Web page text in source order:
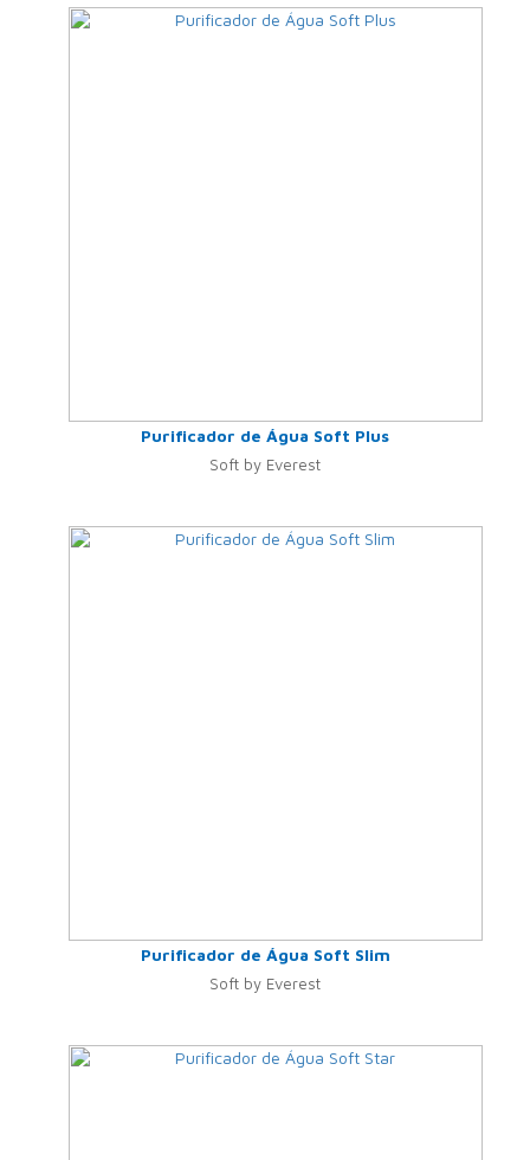
Purificador de Água Soft Plus
Soft by Everest
Purificador de Água Soft Slim
Soft by Everest